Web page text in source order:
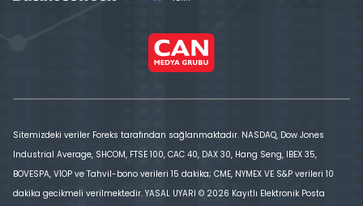
Sitemizdeki veriler Foreks tarafından sağlanmaktadır. NASDAQ, Dow Jones
Industrial Average, SHCOM, FTSE 100, CAC 40, DAX 30, Hang Seng, IBEX 35,
BOVESPA, VİOP ve Tahvil-bono verileri 15 dakika; CME, NYMEX VE S&P verileri 10
dakika gecikmeli verilmektedir. YASAL UYARI © 2026 Kayıtlı Elektronik Posta